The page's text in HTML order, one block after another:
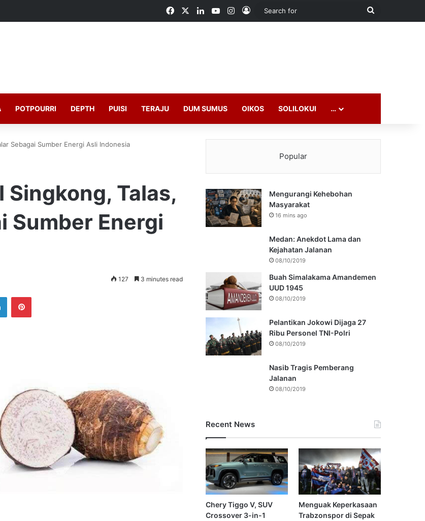
FacebookLinkedInYouTubeInstagram
Log In
Search
POTPOURRI DEPTH PUISI TERAJU DUM SUMUS OIKOS SOLILOKUI …
Sebagai Sumber Energi Asli Indonesia
Talas,
Sumber Energi
127 3 minutes read
LinkedInPinterest
Popular
Mengurangi Kehebohan
Masyarakat
16 mins ago
Medan: Anekdot Lama dan
Kejahatan Jalanan
08/10/2019
Buah Simalakama Amandemen
UUD 1945
08/10/2019
Pelantikan Jokowi Dijaga 27
Ribu Personel TNI-Polri
08/10/2019
Nasib Tragis Pemberang
Jalanan
08/10/2019
Recent News
Chery Tiggo V, SUV
Crossover 3-in-1
Menguak Keperkasaan
Trabzonspor di Sepak